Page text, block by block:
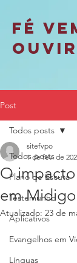
fé
ouvir
Post
Todos posts
Plano de Escuta
Testemunho
Aplicativos
Evangelhos em
Línguas
Todos posts
O
em
sitefvpo
1 de fev. de
Atualizado: 23 de